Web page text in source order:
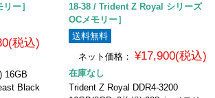
ー］
税込)
16GB
Black
18-38 / Trident Z Royal シリーズ
OCメモリー］
送料無料
ネット価格：
¥17,900(税込)
在庫なし
Trident Z Royal DDR4-3200